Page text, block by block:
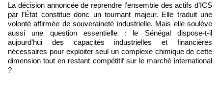
La décision annoncée de reprendre l’ensemble des actifs d’ICS
par l’État constitue donc un tournant majeur. Elle traduit une
volonté affirmée de souveraineté industrielle. Mais elle soulève
aussi une question essentielle : le Sénégal dispose-t-il
aujourd’hui des capacités industrielles et financières
nécessaires pour exploiter seul un complexe chimique de cette
dimension tout en restant compétitif sur le marché international
?